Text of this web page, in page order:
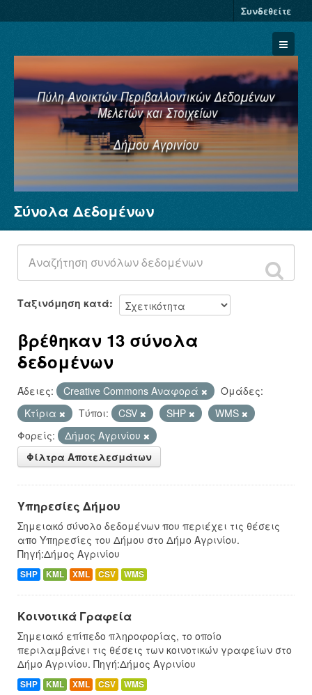
Συνδεθείτε
Σύνολα Δεδομένων
Φορείς
Ομάδες
Σχετικά
Σύνολα Δεδομένων
Ταξινόμηση κατά
βρέθηκαν 13 σύνολα
δεδομένων
Άδειες: Creative Commons Αναφορά
Ομάδες:
Κτίρια
Τύποι: CSV SHP
WMS
Φορείς:
Δήμος Αγρινίου
Φίλτρα Αποτελεσμάτων
Υπηρεσίες Δήμου
Σημειακό σύνολο δεδομένων που περιέχει τις θέσεις
απο Υπηρεσίες του Δήμου στο Δήμο Αγρινίου.
Πηγή:Δήμος Αγρινίου
SHP KML XML CSV WMS
Κοινοτικά Γραφεία
Σημειακό επίπεδο πληροφορίας, το οποίο
περιλαμβάνει τις θέσεις των κοινοτικών γραφείων στο
Δήμο Αγρινίου. Πηγή:Δήμος Αγρινίου
SHP KML XML CSV WMS